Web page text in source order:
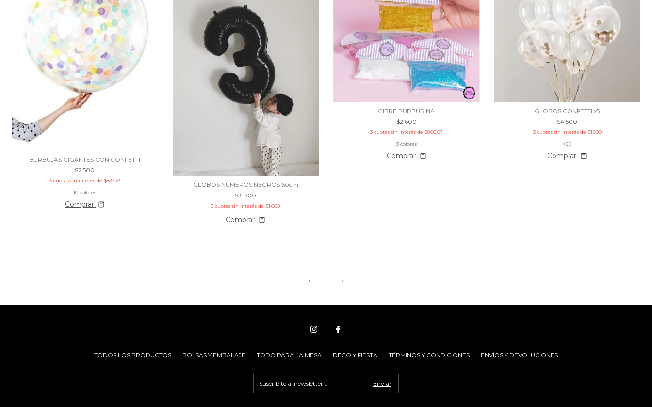
BURBUJAS GIGANTES CON CONFETTI
$2.500
3 cuotas sin interés de $833,33
10 colores
Comprar
GLOBOS NUMEROS NEGROS 60cm
$3.000
3 cuotas sin interés de $1.000
Comprar
GIBRE PURPURINA
$2.600
3 cuotas sin interés de $866,67
3 colores
Comprar
GLOBOS CONFETTI x5
$4.500
3 cuotas sin interés de $1.500
+20
Comprar
TODOS LOS PRODUCTOS BOLSAS Y EMBALAJE TODO PARA LA MESA DECO Y FIESTA TÉRMINOS Y CONDICIONES ENVÍOS Y DEVOLUCIONES